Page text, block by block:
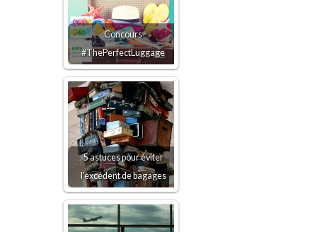
Concours
#ThePerfectLuggage
5 astuces pour éviter
l'excédent de bagages